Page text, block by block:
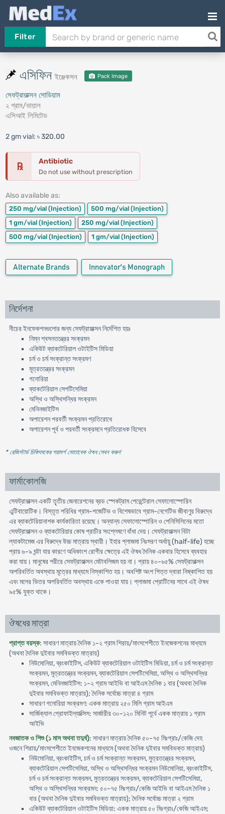
Filter
এসিফিন ইঞ্জেকসন Pack Image
সেফট্রায়াক্সন সোডিয়াম
২ গ্রাম/ভায়াল
এসিআই লিমিটেড
2 gm vial: ৳ 320.00
℞ Antibiotic
Do not use without prescription
Also available as:
250 mg/vial (Injection) 500 mg/vial (Injection)
1 gm/vial (Injection) 250 mg/vial (Injection)
500 mg/vial (Injection) 1 gm/vial (Injection)
Alternate Brands Innovator's Monograph
নির্দেশনা
নীচের ইনফেকশনগুলোর জন্য সেফট্রায়াক্সন নির্দেশিত হয়ঃ
নিম্ন শ্বসনতন্ত্রের সংক্রমন
একিউট ব্যাকটেরিয়াল ওটাইটিস মিডিয়া
চর্ম ও চর্ম সংক্রান্ত সংক্রমণ
মূত্রতন্ত্রের সংক্রমন
গনোরিয়া
ব্যাকটেরিয়াল সেপটিসেমিয়া
অস্থি ও অস্থিসন্ধির সংক্রমন
মেনিনজাইটিস
অপারেশন পরবর্তী সংক্রমন প্রতিরোধে
অপারেশন পূর্ব ও পরবর্তী সংক্রমনে প্রতিরোধক হিসেবে
* রেজিস্টার্ড চিকিৎসকের পরামর্শ মোতাবেক ঔষধ সেবন করুন'
ফার্মাকোলজি
সেফট্রায়াক্সন একটি তৃৃতীয় জেনারেশনের ব্রড স্পেকট্রাম পেরেন্টেরাল সেফালোস্পোরিন
এন্টিবায়োটিক। বিস্তৃত পরিধির গ্রাম-পজেটিভ ও বিশেষভাবে গ্রাম-নেগেটিভ জীবাণুর বিরুদ্ধে
এর ব্যাকটেরিয়ানাশক কার্যকারিতা রয়েছে। অন্যান্য সেফালোস্পোরিন ও পেনিসিলিনের মতো
সেফট্রায়াক্সন ও ব্যাকটেরিয়ার কোষ প্রাচীর সংশ্লেষণে বাঁধা দেয়। সেফট্রায়াক্সন বিটা
ল্যাকটামেজ এর বিরুদ্ধে উচ্চ মাত্রায় স্থায়ী। ইহার প্লাজমা নিঃসরণ অর্ধায়ু (half-life) হচ্ছে
প্রায় ৬-৯ ঘন্টা যার কারণে অধিকাংশ রোগীর ক্ষেত্রে এই ঔষধ দৈনিক একবার হিসেবে ব্যবহার
করা যায়। মানুষের শরীরে সেফট্রায়াক্সন মেটাবলিজম হয় না। প্রায় ৪০-৬৫% সেফট্রায়াক্সন
অপরিবর্তিত অবস্থায় মূত্রের মাধ্যমে নিস্কাশিত হয়। অবশিষ্ট অংশ পিত্ত দ্বারা নিষ্কাশিত হয়
এবং মলের ভিতর অপরিবর্তিত অবস্থায় একে পাওয়া যায়। প্লাজমা প্রোটিনের সাথে এই ঔষধ
৯৫% যুক্ত থাকে।
ঔষধের মাত্রা
প্রাপ্ত বয়স্ক: সাধারণ মাত্রায় দৈনিক ১-২ গ্রাম শিরায়/মাংসপেশীতে ইনজেকশনের মাধ্যমে
(অথবা দৈনিক দুইবার সমবিভক্ত মাত্রায়)
নিউমোনিয়া, ব্রংকাইটিস, একিউট ব্যাকটেরিয়াল ওটাইটিস মিডিয়া, চর্ম ও চর্ম সংক্রান্ত
সংক্রমন, মূত্রতন্ত্রের সংক্রমন, ব্যাকটেরিয়াল সেপটিসেমিয়া, অস্থি ও অস্থিসন্ধির
সংক্রমন, মেনিনজাইটিস: ১-২ গ্রাম আইভি বা আইএম দৈনিক ১ বার (অথবা দৈনিক
দুইবার সমবিভক্ত মাত্রায়); দৈনিক সর্বোচ্চ মাত্রা ৪ গ্রাম
সাধারণ গনোরিয়া সংক্রমণ: একক মাত্রায় ২৫০ মিলি গ্রাম আইএম
সার্জিক্যাল প্রোফাইল্যাক্সিস: সার্জারীর ৩০-১২০ মিনিট পূর্বে একক মাত্রায় ১ গ্রাম
আইভি
নবজাতক ও শিশু (১ মাস অথবা তদুর্ধ): সাধারণ মাত্রায় দৈনিক ৫০-৭৫ মিঃগ্রাঃ/কেজি দেহ
ওজনে শিরায়/মাংসপেশীতে ইনজেকশনের মাধ্যমে (অথবা দৈনিক দুইবার সমবিভক্ত মাত্রায়)
নিউমোনিয়া, ব্রংকাইটিস, চর্ম ও চর্ম সংক্রান্ত সংক্রমন, মুত্রতন্ত্রের সংক্রমন,
ব্যাকটেরিয়াল সেপটিসেমিয়া, অস্থি ও অস্থিসন্ধির সংক্রমন নিউমোনিয়া, ব্রংকাইটিস,
চর্ম ও চর্ম সংক্রান্ত সংক্রমন, মুত্রতন্ত্রের সংক্রমন, ব্যাকটেরিয়াল সেপটিসেমিয়া,
অস্থি ও অস্থিসন্ধির সংক্রমন: ৫০-৭৫ মিঃগ্রাঃ/কেজি আইভি বা আইএম দৈনিক ১
বার (অথবা দৈনিক দুইবার সমবিভক্ত মাত্রায়); দৈনিক সর্বোচ্চ মাত্রা ২ গ্রাম
একিউট ব্যাকটেরিয়াল ওটাইটিস মিডিয়া: একক মাত্রায় ৫০ মিঃগ্রাঃ/কেজি আইএম;